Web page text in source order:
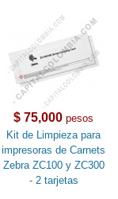
$ 75,000 pesos
Kit de Limpieza para
impresoras de Carnets
Zebra ZC100 y ZC300
- 2 tarjetas